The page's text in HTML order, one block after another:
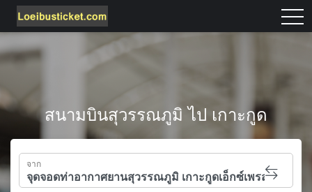
สนามบินสุวรรณภูมิ ไป เกาะกูด
จาก